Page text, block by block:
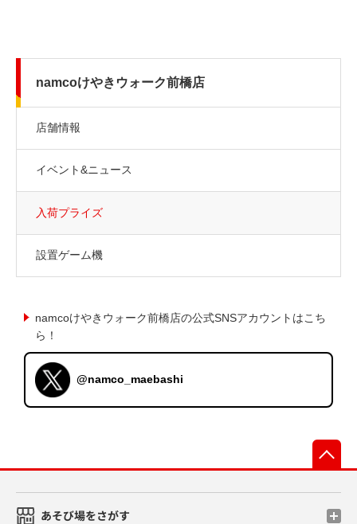
namcoけやきウォーク前橋店
店舗情報
イベント&ニュース
入荷プライズ
設置ゲーム機
namcoけやきウォーク前橋店の公式SNSアカウントはこち
ら！
@namco_maebashi
あそび場をさがす